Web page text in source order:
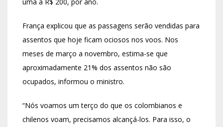
França explicou que as passagens serão vendidas para
assentos que hoje ficam ociosos nos voos. Nos
meses de março a novembro, estima-se que
aproximadamente 21% dos assentos não são
ocupados, informou o ministro.
“Nós voamos um terço do que os colombianos e
chilenos voam, precisamos alcançá-los. Para isso, o